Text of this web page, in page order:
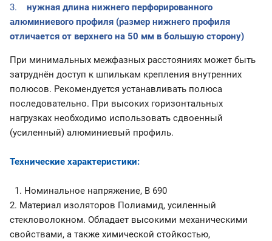
3. нужная длина нижнего перфорированного
алюминиевого профиля (размер нижнего профиля
отличается от верхнего на 50 мм в большую сторону)
При минимальных межфазных расстояниях может быть
затруднён доступ к шпилькам крепления внутренних
полюсов. Рекомендуется устанавливать полюса
последовательно. При высоких горизонтальных
нагрузках необходимо использовать сдвоенный
(усиленный) алюминиевый профиль.
Технические характеристики:
1. Номинальное напряжение, В 690
2. Материал изоляторов Полиамид, усиленный
стекловолокном. Обладает высокими механическими
свойствами, а также химической стойкостью,